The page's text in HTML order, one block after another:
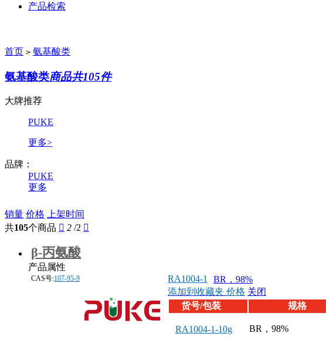
产品检索
首页 > 氨基酸类
氨基酸类商品共105件
大牌推荐
PUKE
更多>
品牌：
PUKE
更多
销量 价格 上架时间
共105个商品  2 /2 
β-丙氨酸
产品属性
CAS号:107-95-9 RA1004-1
BR，98%
添加到收藏夹 价格 关闭
货号/包装
规格
RA1004-1-10g BR，98%